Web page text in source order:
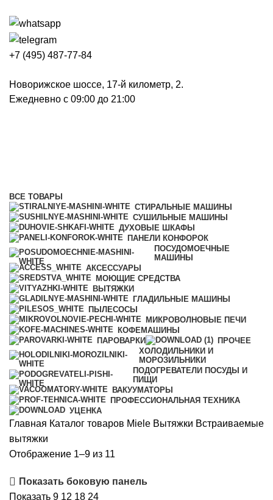
+7 (495) 487-77-84
Новорижское шоссе, 17-й километр, 2.
Ежедневно с 09:00 до 21:00
ВСЕ ТОВАРЫ
СТИРАЛЬНЫЕ МАШИНЫ
СУШИЛЬНЫЕ МАШИНЫ
ДУХОВЫЕ ШКАФЫ
ПАНЕЛИ КОНФОРОК
ПОСУДОМОЕЧНЫЕ
МАШИНЫ
АКСЕССУАРЫ
МОЮЩИЕ СРЕДСТВА
ВЫТЯЖКИ
ГЛАДИЛЬНЫЕ МАШИНЫ
ПЫЛЕСОСЫ
МИКРОВОЛНОВЫЕ ПЕЧИ
КОФЕМАШИНЫ
ПАРОВАРКИ
ПРОЧЕЕ
ХОЛОДИЛЬНИКИ И
МОРОЗИЛЬНИКИ
ПОДОГРЕВАТЕЛИ ПОСУДЫ И
ПИЩИ
ВАКУУМАТОРЫ
ПРОФЕССИОНАЛЬНАЯ ТЕХНИКА
УЦЕНКА
Главная Каталог товаров Miele Вытяжки Встраиваемые
вытяжки
Отображение 1–9 из 11
рейтингу
Показать боковую панель
Показать 9 12 18 24